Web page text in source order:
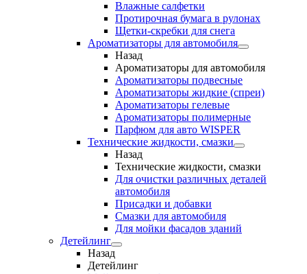
Влажные салфетки
Протирочная бумага в рулонах
Щетки-скребки для снега
Ароматизаторы для автомобиля
Назад
Ароматизаторы для автомобиля
Ароматизаторы подвесные
Ароматизаторы жидкие (спреи)
Ароматизаторы гелевые
Ароматизаторы полимерные
Парфюм для авто WISPER
Технические жидкости, смазки
Назад
Технические жидкости, смазки
Для очистки различных деталей
автомобиля
Присадки и добавки
Смазки для автомобиля
Для мойки фасадов зданий
Детейлинг
Назад
Детейлинг